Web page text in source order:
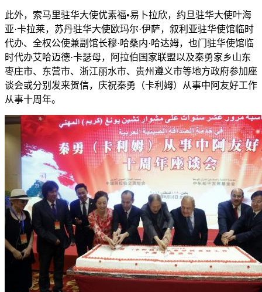
此外，索马里驻华大使优素福•易卜拉欣，约旦驻华大使叶海
亚·卡拉莱，苏丹驻华大使欧玛尔·伊萨，叙利亚驻华使馆临时
代办、全权公使兼副馆长穆·哈桑内·哈达姆，也门驻华使馆临
时代办艾哈迈德·卡瑟母，阿拉伯国家联盟以及秦勇家乡山东
枣庄市、东营市、浙江丽水市、贵州遵义市等地方政府参加座
谈会或分别发来贺信，庆祝秦勇（卡利姆）从事中阿友好工作
从事十周年。